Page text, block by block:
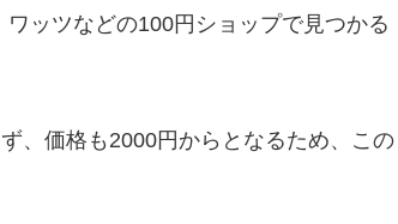
ッツなどの100円ショップで見つかる
、価格も2000円からとなるため、この